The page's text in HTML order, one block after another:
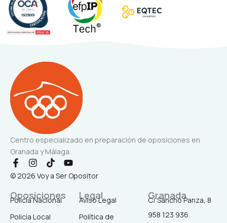
Centro especializado en preparación de oposiciones en
Granada y Málaga.
F
a
c
b
o
o
I
n
s
a
g
r
T
i
k
o
k
Y
o
u
© 2026 Voy a Ser Opositor
Oposiciones
Policía Nacional
Policía Local
Legal
Aviso Legal
Política de
Granada
C/ Sancho Panza, 8
958 123 936